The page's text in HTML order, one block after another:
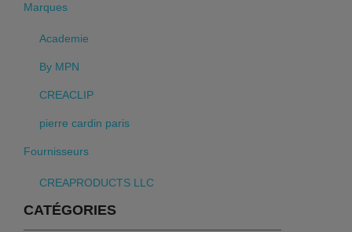
Marques
Academie
By MPN
CREACLIP
pierre cardin paris
Fournisseurs
CREAPRODUCTS LLC
CATÉGORIES